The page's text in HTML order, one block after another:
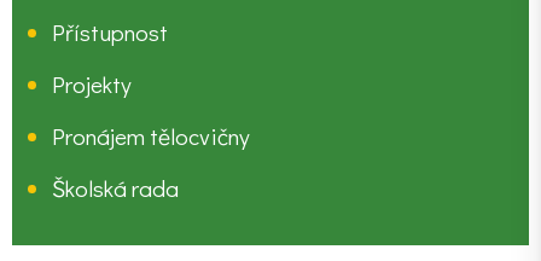
Přístupnost
Projekty
Pronájem tělocvičny
Školská rada